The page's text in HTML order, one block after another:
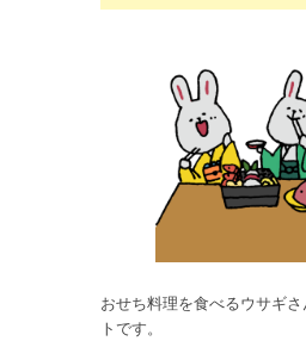
おせち料理を食べるウサギ
トです。